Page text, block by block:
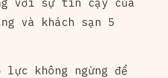
và khách sạn 5
lực không ngừng để